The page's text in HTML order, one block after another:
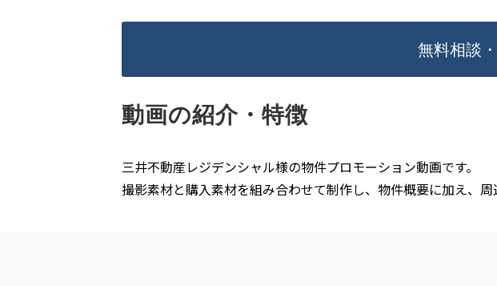
無料相談
動画の紹介・特徴
三井不動産レジデンシャル様の物件プロモーション動画です。
撮影素材と購入素材を組み合わせて制作し、物件概要に加え、